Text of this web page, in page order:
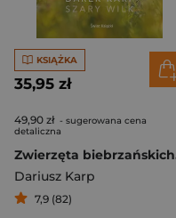
KSIĄŻKA
35,95 zł
49,90 zł - sugerowana cena
detaliczna
Dariusz Karp
7,9 (82)